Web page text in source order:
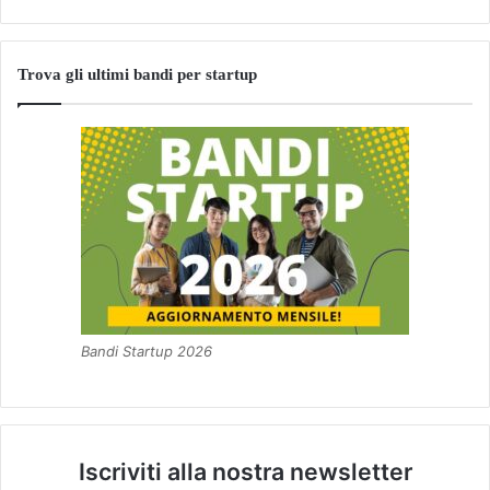
Trova gli ultimi bandi per startup
Bandi Startup 2026
Iscriviti alla nostra newsletter